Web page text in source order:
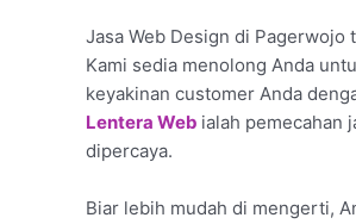
Jasa Web Design di
Kami sedia menolong Anda
keyakinan customer Anda
Lentera Web ialah pemecahan
dipercaya.
Biar lebih mudah di mengerti,